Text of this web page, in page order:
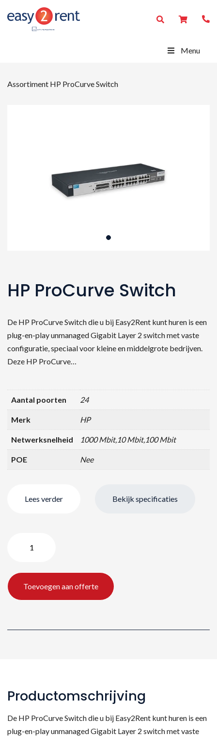
Menu
Assortiment HP ProCurve Switch
HP ProCurve Switch
De HP ProCurve Switch die u bij Easy2Rent kunt huren is een
plug-en-play unmanaged Gigabit Layer 2 switch met vaste
configuratie, speciaal voor kleine en middelgrote bedrijven.
Deze HP ProCurve…
Aantal poorten 24
Merk HP
Netwerksnelheid 1000 Mbit,10 Mbit,100 Mbit
POE Nee
Lees verder Bekijk specificaties
ProCurve
aantal
Toevoegen aan offerte
Productomschrijving
De HP ProCurve Switch die u bij Easy2Rent kunt huren is een
plug-en-play unmanaged Gigabit Layer 2 switch met vaste